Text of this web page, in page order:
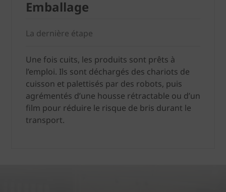
Emballage
La dernière étape
Une fois cuits, les produits sont prêts à
l’emploi. Ils sont déchargés des chariots de
cuisson et palettisés par des robots, puis
agrémentés d’une housse rétractable ou d’un
film pour réduire le risque de bris durant le
transport.